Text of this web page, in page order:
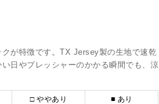
が特徴です。TX Jersey製の生地で速乾
日やプレッシャーのかかる瞬間でも、涼
□ ややあり ■ あり